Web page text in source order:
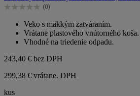
hviezdičiek.
(0)
0.0
hviezdičiek.
Veko s mäkkým zatváraním.
Vrátane plastového vnútorného koša.
Vhodné na triedenie odpadu.
243,40 € bez DPH
299,38 € vrátane. DPH
kus